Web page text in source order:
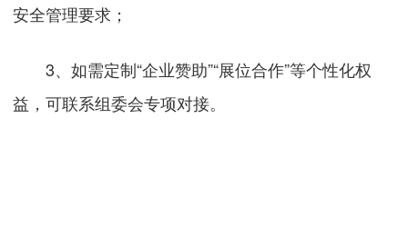
安全管理要求；
3、如需定制“企业赞助”“展位合作”等个性化权
益，可联系组委会专项对接。